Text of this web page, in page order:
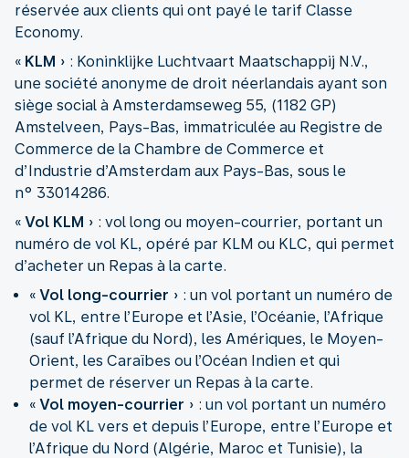
réservée aux clients qui ont payé le tarif Classe
Economy.
« KLM » : Koninklijke Luchtvaart Maatschappij N.V.,
une société anonyme de droit néerlandais ayant son
siège social à Amsterdamseweg 55, (1182 GP)
Amstelveen, Pays-Bas, immatriculée au Registre de
Commerce de la Chambre de Commerce et
d’Industrie d’Amsterdam aux Pays-Bas, sous le
n° 33014286.
« Vol KLM » : vol long ou moyen-courrier, portant un
numéro de vol KL, opéré par KLM ou KLC, qui permet
d’acheter un Repas à la carte.
« Vol long-courrier » : un vol portant un numéro de
vol KL, entre l’Europe et l’Asie, l’Océanie, l’Afrique
(sauf l’Afrique du Nord), les Amériques, le Moyen-
Orient, les Caraïbes ou l’Océan Indien et qui
permet de réserver un Repas à la carte.
« Vol moyen-courrier » : un vol portant un numéro
de vol KL vers et depuis l’Europe, entre l’Europe et
l’Afrique du Nord (Algérie, Maroc et Tunisie), la